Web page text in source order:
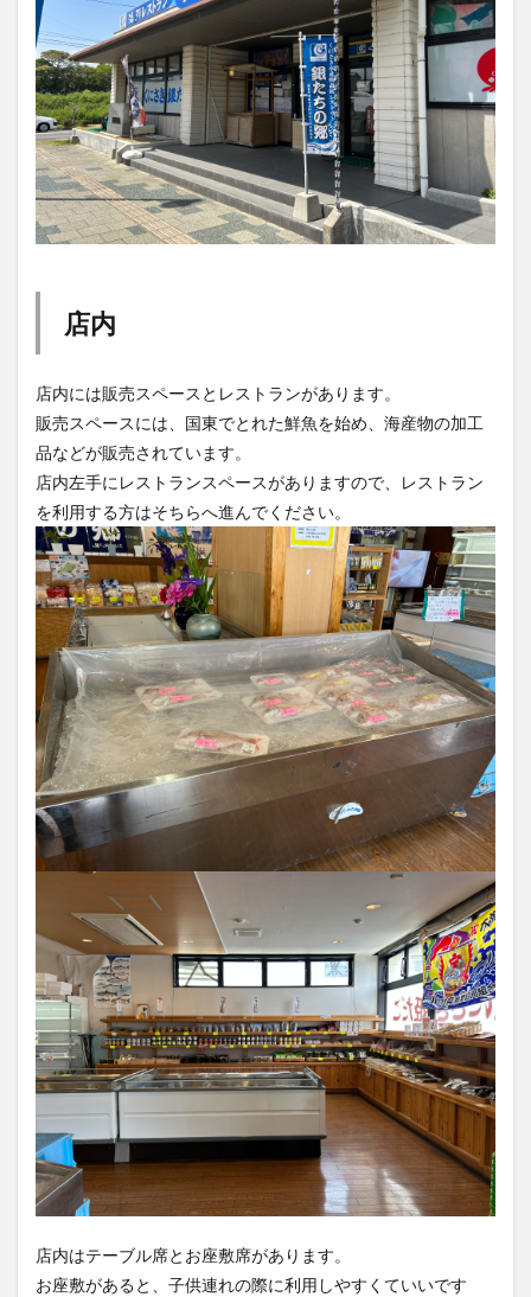
店内
店内には販売スペースとレストランがあります。
販売スペースには、国東でとれた鮮魚を始め、海産物の加工
品などが販売されています。
店内左手にレストランスペースがありますので、レストラン
を利用する方はそちらへ進んでください。
店内はテーブル席とお座敷席があります。
お座敷があると、子供連れの際に利用しやすくていいです
車
道の駅
鉄道ジオラマ
閉店 閉院 開店
開店閉店
開店閉店まとめ
開院 韓国
韓国料理
音楽
飛行機 高崎山 鰻
検索